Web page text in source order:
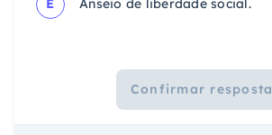
E Anseio de liberdade social.
Confirmar resposta